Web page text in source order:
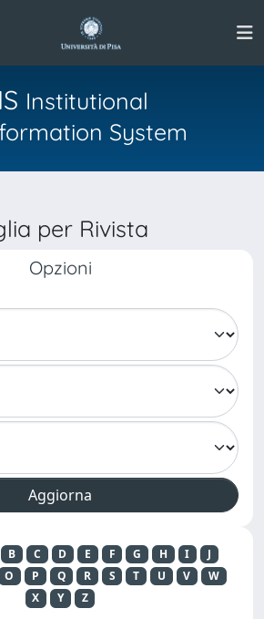
Institutional
System
per Rivista
Opzioni
B C D E F G H I
J
O P Q R S T U V
W
X
Y Z